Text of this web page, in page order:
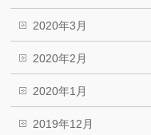
2020年3月
2020年2月
2020年1月
2019年12月